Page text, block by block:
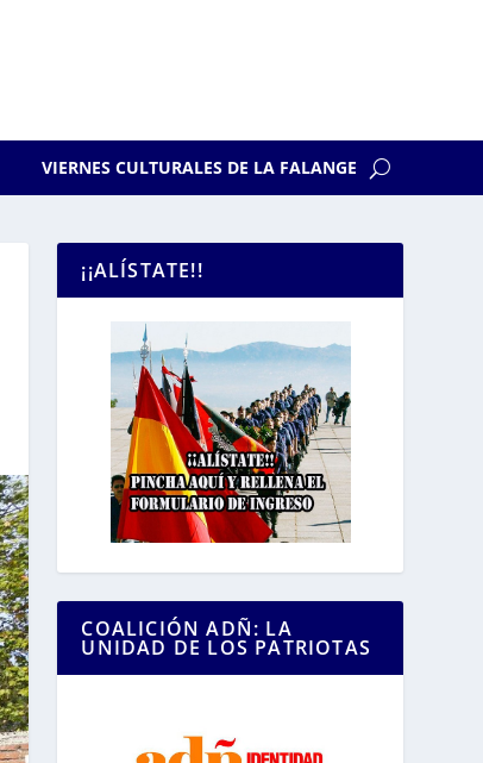
VIERNES CULTURALES DE LA FALANGE
¡¡ALÍSTATE!!
COALICIÓN ADÑ: LA
UNIDAD DE LOS PATRIOTAS